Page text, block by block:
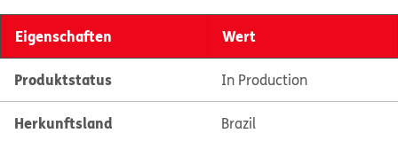
Eigenschaften Wert
Produktstatus In Production
Herkunftsland Brazil